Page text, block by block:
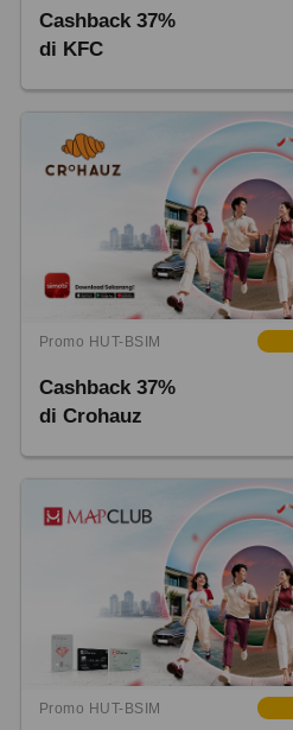
Cashback 37%
di KFC
Promo HUT-BSIM
Cashback 37%
di Crohauz
Promo HUT-BSIM